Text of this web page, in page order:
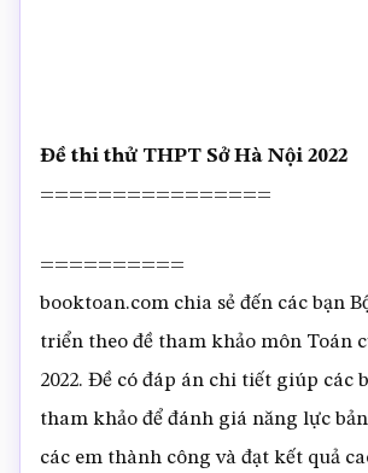
Đề thi thử THPT Sở Hà Nội 2022
================
==========
booktoan.com chia sẻ đến các bạn
triển theo đề tham khảo môn Toán
2022. Đề có đáp án chi tiết giúp các
tham khảo để đánh giá năng lực
các em thành công và đạt kết quả